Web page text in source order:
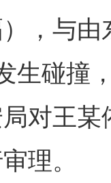
，与
生碰撞
对王
理。